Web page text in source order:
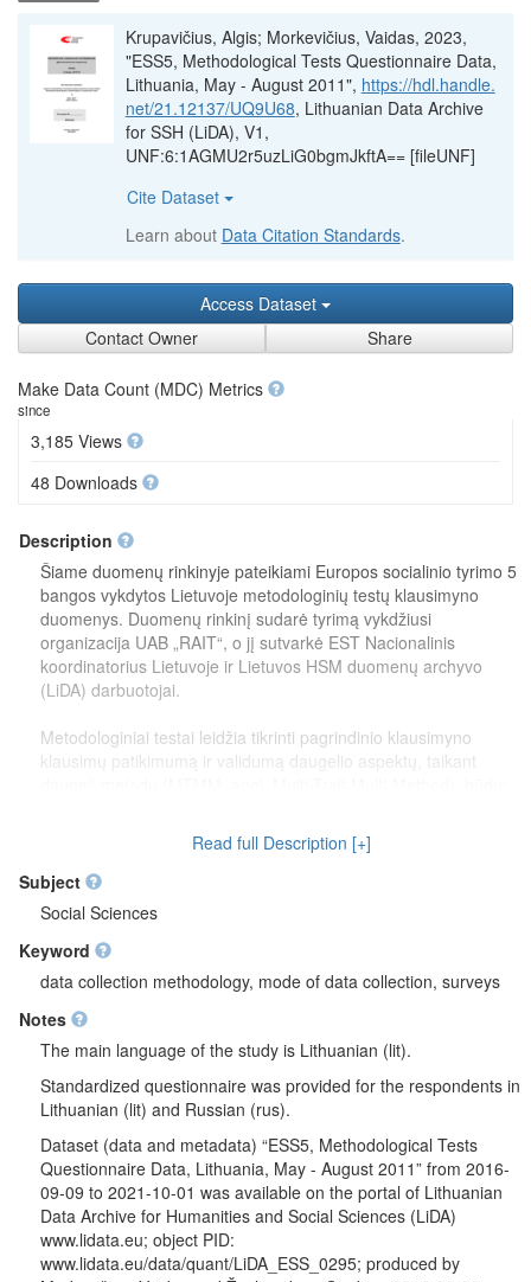
Krupavičius, Algis; Morkevičius, Vaidas, 2023,
"ESS5, Methodological Tests Questionnaire Data,
Lithuania, May - August 2011", https://hdl.handle.
net/21.12137/UQ9U68, Lithuanian Data Archive
for SSH (LiDA), V1,
UNF:6:1AGMU2r5uzLiG0bgmJkftA== [fileUNF]
Cite Dataset
Learn about Data Citation Standards.
Access Dataset
Contact Owner
Share
Make Data Count (MDC) Metrics
since
3,185 Views
48 Downloads
Description
Šiame duomenų rinkinyje pateikiami Europos socialinio tyrimo 5
bangos vykdytos Lietuvoje metodologinių testų klausimyno
duomenys. Duomenų rinkinį sudarė tyrimą vykdžiusi
organizacija UAB „RAIT“, o jį sutvarkė EST Nacionalinis
koordinatorius Lietuvoje ir Lietuvos HSM duomenų archyvo
(LiDA) darbuotojai.
Metodologiniai testai leidžia tikrinti pagrindinio klausimyno
klausimų patikimumą ir validumą daugelio aspektų, taikant
skirtingą instrumentarijų ir vykdymo būdą (skirtingos skalės bei
Šiam duomenų rinkiniui sukurti naudota EST 5-oje bangoje
dalyvavusių šalių jungtinio duomenų failo
duomenys) publikuota EST Duomenų archyve 2013-01-25.
Read full Description [+]
Subject
Social Sciences
Keyword
data collection methodology, mode of data collection, surveys
Notes
The main language of the study is Lithuanian (lit).
Standardized questionnaire was provided for the respondents in
Lithuanian (lit) and Russian (rus).
Dataset (data and metadata) “ESS5, Methodological Tests
Questionnaire Data, Lithuania, May - August 2011” from 2016-
09-09 to 2021-10-01 was available on the portal of Lithuanian
Data Archive for Humanities and Social Sciences (LiDA)
www.lidata.eu; object PID:
www.lidata.eu/data/quant/LiDA_ESS_0295; produced by